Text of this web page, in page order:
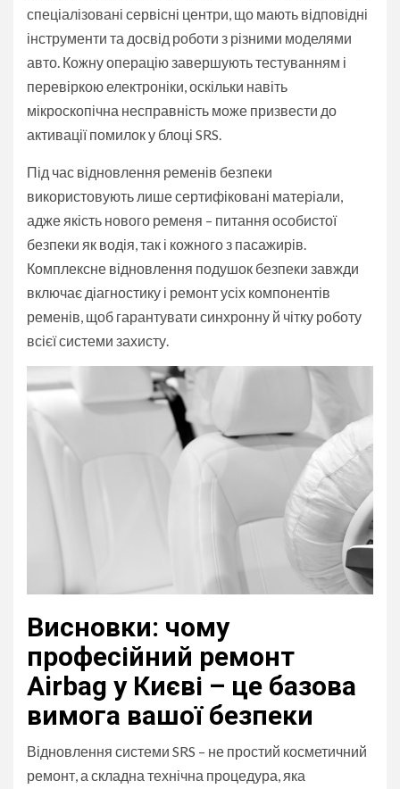
спеціалізовані сервісні центри, що мають відповідні
інструменти та досвід роботи з різними моделями
авто. Кожну операцію завершують тестуванням і
перевіркою електроніки, оскільки навіть
мікроскопічна несправність може призвести до
активації помилок у блоці SRS.
Під час відновлення ременів безпеки
використовують лише сертифіковані матеріали,
адже якість нового ременя – питання особистої
безпеки як водія, так і кожного з пасажирів.
Комплексне відновлення подушок безпеки завжди
включає діагностику і ремонт усіх компонентів
ременів, щоб гарантувати синхронну й чітку роботу
всієї системи захисту.
Висновки: чому
професійний ремонт
Airbag у Києві – це базова
вимога вашої безпеки
Відновлення системи SRS – не простий косметичний
ремонт, а складна технічна процедура, яка